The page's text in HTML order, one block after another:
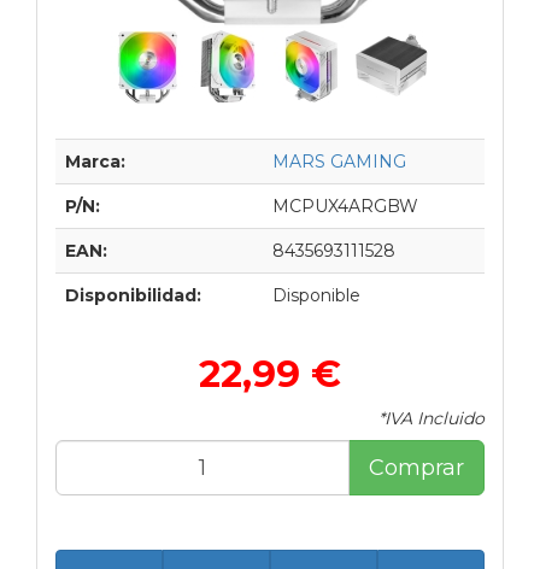
Marca: MARS GAMING
P/N: MCPUX4ARGBW
EAN: 8435693111528
Disponibilidad: Disponible
22,99 €
*IVA Incluido
Comprar